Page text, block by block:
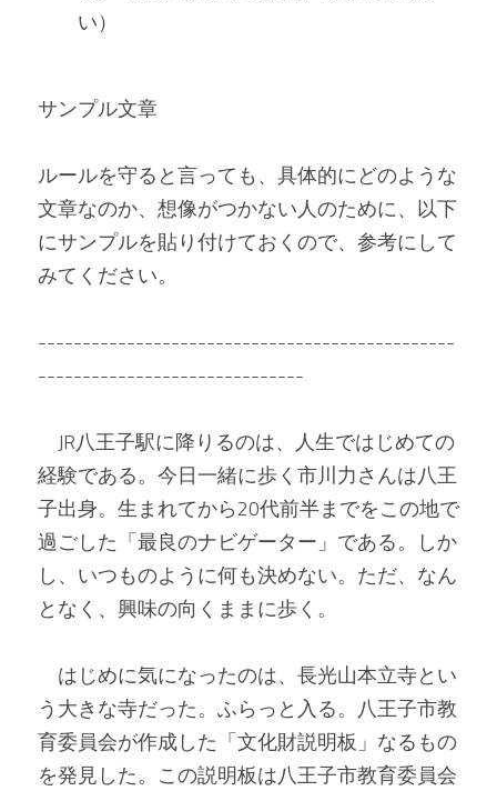
い）
サンプル文章
ルールを守ると言っても、具体的にどのような
文章なのか、想像がつかない人のために、以下
にサンプルを貼り付けておくので、参考にして
みてください。
-----------------------------------------------
------------------------------
JR八王子駅に降りるのは、人生ではじめての
経験である。今日一緒に歩く市川力さんは八王
子出身。生まれてから20代前半までをこの地で
過ごした「最良のナビゲーター」である。しか
し、いつものように何も決めない。ただ、なん
となく、興味の向くままに歩く。
はじめに気になったのは、長光山本立寺とい
う大きな寺だった。ふらっと入る。八王子市教
育委員会が作成した「文化財説明板」なるもの
を発見した。この説明板は八王子市教育委員会